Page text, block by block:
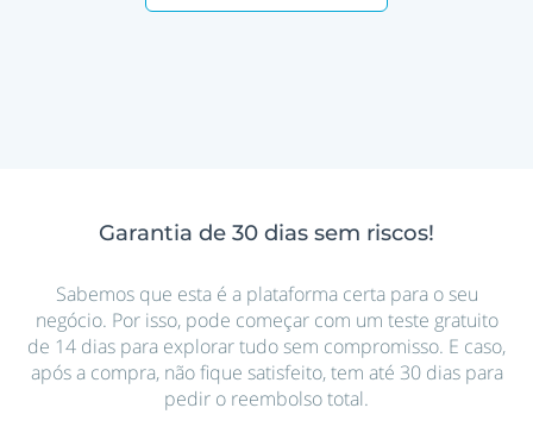
Garantia de 30 dias sem riscos!
Sabemos que esta é a plataforma certa para o seu
negócio. Por isso, pode começar com um teste gratuito
de 14 dias para explorar tudo sem compromisso. E caso,
após a compra, não fique satisfeito, tem até 30 dias para
pedir o reembolso total.